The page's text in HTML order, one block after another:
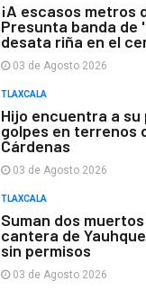
¡A escasos metros
Presunta banda de
desata riña en el
03 de Agosto 2026
TLAXCALA
Hijo encuentra a
golpes en terrenos
Cárdenas
03 de Agosto 2026
TLAXCALA
Suman dos
cantera de
sin permisos
03 de Agosto 2026